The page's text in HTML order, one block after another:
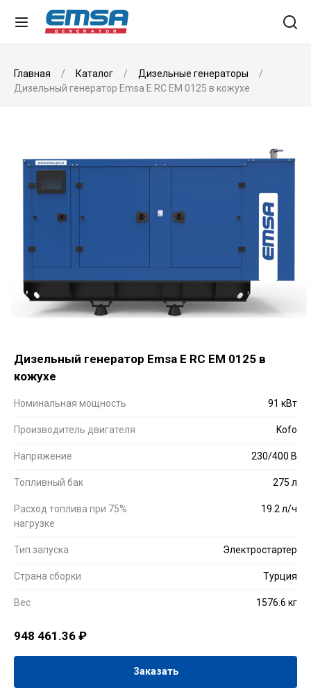
Главная Каталог
Дизельные генераторы
Дизельный генератор Emsa E RC EM 0125 в кожухе
Дизельный генератор Emsa E RC EM 0125 в
кожухе
Номинальная мощность 91 кВт
Производитель двигателя Kofo
Напряжение 230/400 В
Топливный бак 275 л
Расход топлива при 75%
нагрузке
19.2 л/ч
Тип запуска Электростартер
Страна сборки Турция
Вес 1576.6 кг
948 461.36 ₽
Заказать